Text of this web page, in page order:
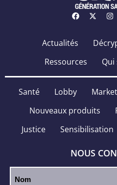
Actualités
Ressources
Qui
Santé Lobby
Nouveaux produits
Justice
Sensibilisation
NOUS